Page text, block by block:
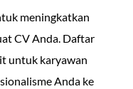
meningkatkan
CV Anda. Daftar
untuk karyawan
Anda ke